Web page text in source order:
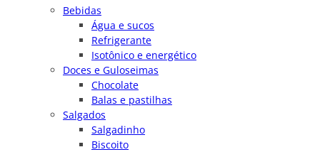
Bebidas
Água e sucos
Refrigerante
Isotônico e energético
Doces e Guloseimas
Chocolate
Balas e pastilhas
Salgados
Salgadinho
Biscoito